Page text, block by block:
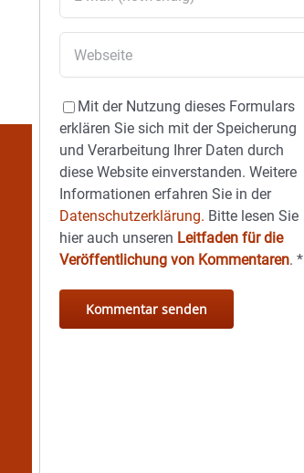
Mit der Nutzung dieses Formulars
erklären Sie sich mit der Speicherung
und Verarbeitung Ihrer Daten durch
diese Website einverstanden. Weitere
Informationen erfahren Sie in der
Datenschutzerklärung. Bitte lesen Sie
hier auch unseren Leitfaden für die
Veröffentlichung von Kommentaren.*